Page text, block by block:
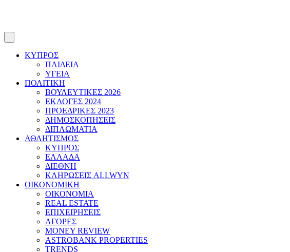
ΚΥΠΡΟΣ
ΠΑΙΔΕΙΑ
ΥΓΕΙΑ
ΠΟΛΙΤΙΚΗ
ΒΟΥΛΕΥΤΙΚΕΣ 2026
ΕΚΛΟΓΕΣ 2024
ΠΡΟΕΔΡΙΚΕΣ 2023
ΔΗΜΟΣΚΟΠΗΣΕΙΣ
ΔΙΠΛΩΜΑΤΙΑ
ΑΘΛΗΤΙΣΜΟΣ
ΚΥΠΡΟΣ
ΕΛΛΑΔΑ
ΔΙΕΘΝΗ
ΚΛΗΡΩΣΕΙΣ ALLWYN
ΟΙΚΟΝΟΜΙΚΗ
ΟΙΚΟΝΟΜΙΑ
REAL ESTATE
ΕΠΙΧΕΙΡΗΣΕΙΣ
ΑΓΟΡΕΣ
MONEY REVIEW
ASTROBANK PROPERTIES
TRENDS